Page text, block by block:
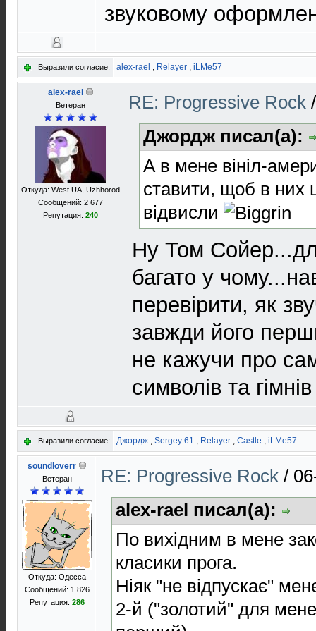
звуковому
Выразили согласие: alex-rael , Relayer , iLMe57
alex-rael
Ветеран
Откуда: West UA, Uzhhorod
Сообщений: 2 677
Репутация: 240
RE: Progressive Rock
Джордж писал(а):
А в мене вініл-
ставити, щоб в них
відвисли
Ну Том
багато у
перевірити, як
завжди його
не кажучи про
символів та
Выразили согласие: Джордж , Sergey 61 , Relayer , Castle , iLMe57
soundloverr
Ветеран
Откуда: Одесса
Сообщений: 1 826
Репутация: 286
RE: Progressive Rock /
alex-rael писал(а):
По вихідним в мене
класики прога.
Ніяк "не відпускає"
2-й ("золотий" для